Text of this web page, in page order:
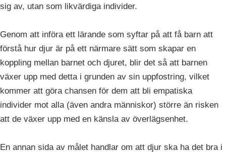
sig av, utan som likvärdiga individer.
Genom att införa ett lärande som syftar på att få barn att
förstå hur djur är på ett närmare sätt som skapar en
koppling mellan barnet och djuret, blir det så att barnen
växer upp med detta i grunden av sin uppfostring, vilket
kommer att göra chansen för dem att bli empatiska
individer mot alla (även andra människor) större än risken
att de växer upp med en känsla av överlägsenhet.
En annan sida av målet handlar om att djur ska ha det bra i